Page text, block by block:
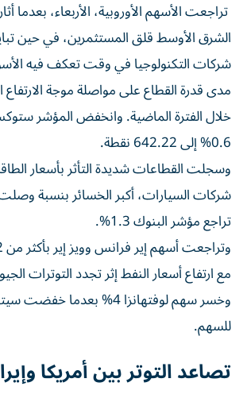
تراجعت الأسهم الأوروبية، الأربعاء، بعدما
الشرق الأوسط قلق المستثمرين، في حين
شركات التكنولوجيا في وقت تعكف فيه
مدى ⁠قدرة القطاع على مواصلة موجة الارتفاع
0.6% إلى 642.22 نقطة.
وسجلت القطاعات شديدة التأثر بأسعار
تراجع مؤشر البنوك 1.3%.
مع ارتفاع أسعار النفط إثر تجدد التوترات
وخسر سهم لوفتهانزا 4%
للسهم.
تصاعد التوتر بين أمريكا